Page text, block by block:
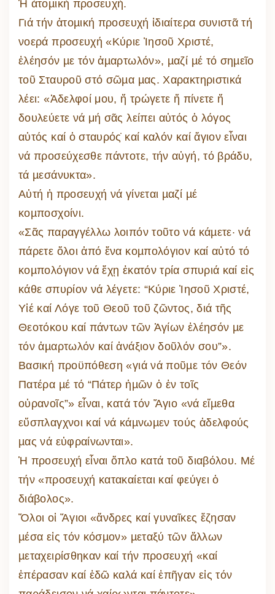
Ἡ ἀτοµική προσευχή.
Γιά τήν ἀτοµική προσευχή ἰδιαίτερα συνιστᾶ τή
νοερά προσευχή «Κύριε Ἰησοῦ Χριστέ,
ἐλέησόν µε τόν ἁµαρτωλόν», µαζί µέ τό σηµεῖο
τοῦ Σταυροῦ στό σῶµα µας. Χαρακτηριστικά
λέει: «Ἀδελφοί μου, ἤ τρώγετε ἤ πίνετε ἤ
δουλεύετε νά μή σᾶς λείπει αὐτός ὁ λόγος
αὐτός καί ὁ σταυρός̇ καί καλόν καί ἅγιον εἶναι
νά προσεύχεσθε πάντοτε, τήν αὐγή, τό βράδυ,
τά µεσάνυκτα».
Αὐτή ἡ προσευχή νά γίνεται µαζί µέ
κοµποσχοίνι.
«Σᾶς παραγγέλλω λοιπόν τοῦτο νά κάµετε· νά
πάρετε ὅλοι ἀπό ἕνα κοµπολόγιον καί αὐτό τό
κοµπολόγιον νά ἔχῃ ἑκατόν τρία σπυριά καί εἰς
κάθε σπυρίον νά λέγετε: “Κύριε Ἰησοῦ Χριστέ,
Υἱέ καί Λόγε τοῦ Θεοῦ τοῦ ζῶντος, διά τῆς
Θεοτόκου καί πάντων τῶν Ἁγίων ἐλέησόν µε
τόν ἁµαρτωλόν καί ἀνάξιον δοῦλόν σου”».
Βασική προϋπόθεση «γιά νά ποῦµε τόν Θεόν
Πατέρα µέ τό “Πάτερ ἡµῶν ὁ ἐν τοῖς
οὐρανοῖς”» εἶναι, κατά τόν Ἅγιο «νά εἴµεθα
εὔσπλαγχνοι καί νά κάµνωµεν τούς ἀδελφούς
µας νά εὐφραίνωνται».
Ἡ προσευχή εἶναι ὅπλο κατά τοῦ διαβόλου. Μέ
τήν «προσευχή κατακαίεται καί φεύγει ὁ
διάβολος».
Ὅλοι οἱ Ἅγιοι «ἄνδρες καί γυναῖκες ἔζησαν
µέσα εἰς τόν κόσµον» µεταξύ τῶν ἄλλων
µεταχειρίσθηκαν καί τήν προσευχή «καί
ἐπέρασαν καί ἐδῶ καλά καί ἐπῆγαν εἰς τόν